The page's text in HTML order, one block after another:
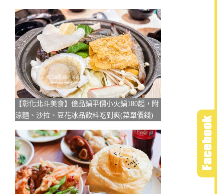
【彰化北斗美食】億品鍋平價小火鍋180起，附
涼麵、沙拉、豆花冰品飲料吃到爽(菜單價錢)